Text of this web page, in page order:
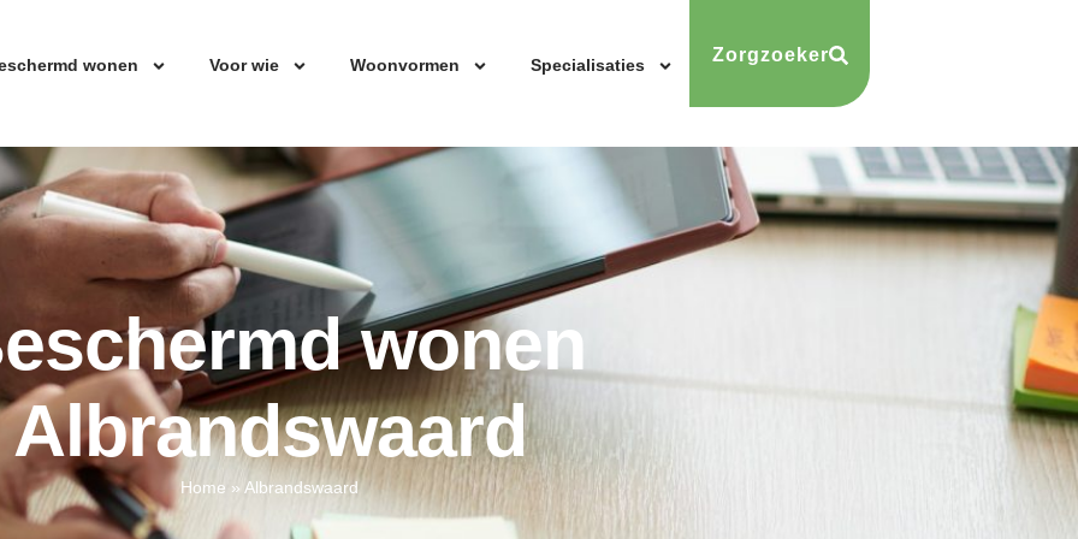
wonen Voor wie Woonvormen Specialisaties Zorgzoeker
wonen
Albrandswaard
Home » Albrandswaard